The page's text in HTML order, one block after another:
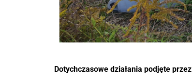
Dotychczasowe działania podjęte